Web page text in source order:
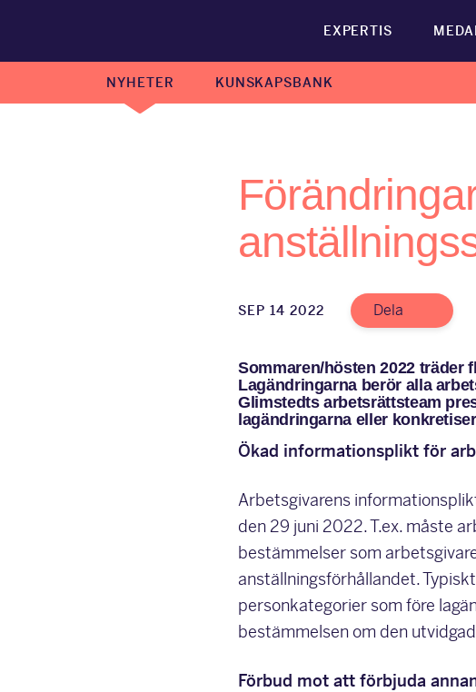
EXPERTIS
NYHETER KUNSKAPSBANK
SEP 14 2022 Dela
Sommaren/hösten 2022 träder
Lagändringarna berör alla
Glimstedts arbetsrättsteam
lagändringarna eller
Ökad informationsplikt för
Arbetsgivarens
den 29 juni 2022. T.ex. måste
bestämmelser som
anställningsförhållandet.
personkategorier som före
bestämmelsen om den
Förbud mot att förbjuda